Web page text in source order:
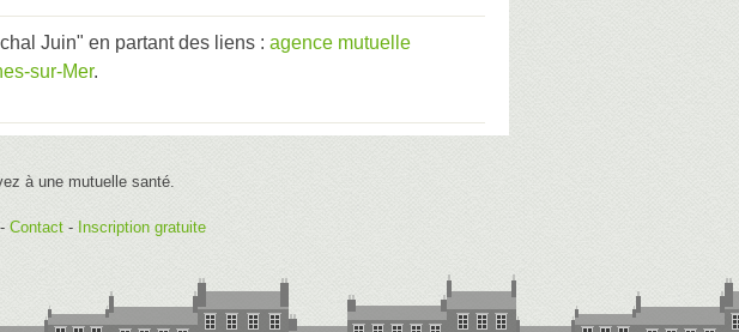
Juin" en partant des liens : agence mutuelle
sur-Mer.
à une mutuelle santé.
- Contact- Inscription gratuite